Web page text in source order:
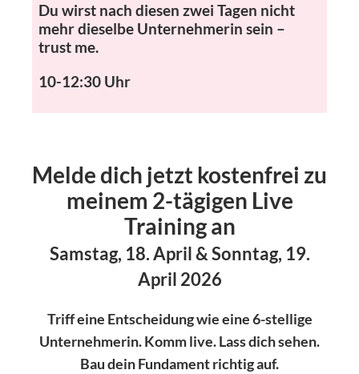
Du wirst nach diesen zwei Tagen nicht
mehr dieselbe Unternehmerin sein –
trust me.
10-12:30 Uhr
Melde dich jetzt kostenfrei zu
meinem 2-tägigen Live
Training an
Samstag, 18. April & Sonntag, 19.
April 2026
Triff eine Entscheidung wie eine 6-stellige
Unternehmerin.Komm live. Lass dich sehen.
Bau dein Fundament richtig auf.